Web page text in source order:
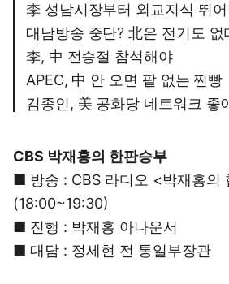
李 성남시장부터 외교지식 뛰
대남방송 중단? 北은 전기도 없
李, 中 전승절 참석해야
APEC, 中 안 오면 팥 없는 찐빵
김종인, 美 공화당 네트워크 좋
CBS 박재홍의 한판승부
■ 방송 : CBS 라디오 <박재홍의
(18:00~19:30)
■ 진행 : 박재홍 아나운서
■ 대담 : 정세현 전 통일부장관